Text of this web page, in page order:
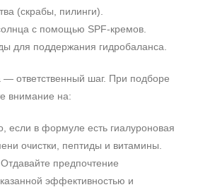
(скрабы, пилинги).
с помощью SPF-кремов.
для поддержания гидробаланса.
ответственный шаг. При подборе
внимание на:
если в формуле есть гиалуроновая
очистки, пептиды и витамины.
предпочтение
эффективностью и